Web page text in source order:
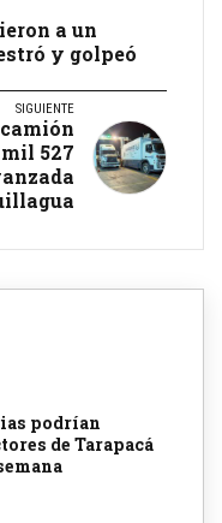
a un
y golpeó
SIGUIENTE
527
podrían
de Tarapacá